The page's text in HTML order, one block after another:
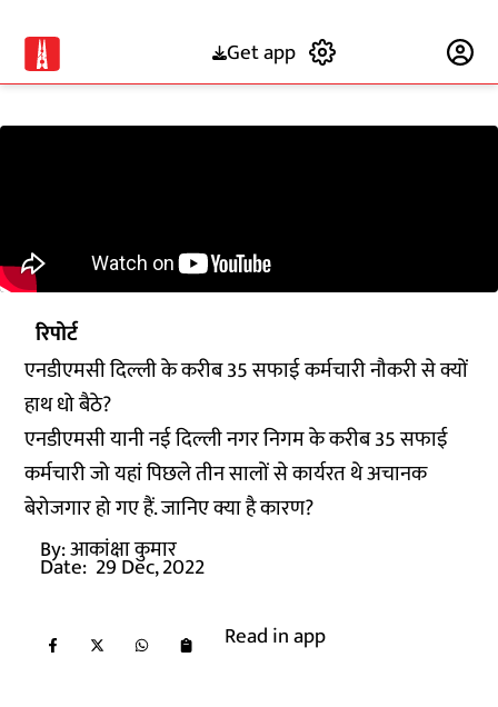
Get app
रिपोर्ट
एनडीएमसी दिल्ली के करीब 35 सफाई कर्मचारी नौकरी से क्यों
हाथ धो बैठे?
एनडीएमसी यानी नई दिल्ली नगर निगम के करीब 35 सफाई
कर्मचारी जो यहां पिछले तीन सालों से कार्यरत थे अचानक
बेरोजगार हो गए हैं. जानिए क्या है कारण?
By:आकांक्षा कुमार
Date: 29 Dec, 2022
Read in app